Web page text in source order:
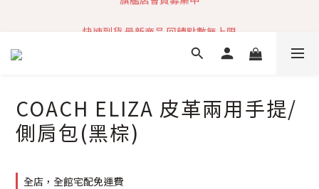
快速到貨 最新商品 回饋點數無上限
加入社群 獲取最新商品資訊
COACH ELIZA 皮革兩用手提/
側肩包(黑棕)
全店，全館宅配免運費